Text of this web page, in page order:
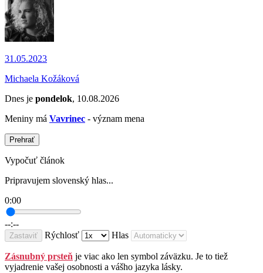
31.05.2023
Michaela Kožáková
Dnes je pondelok, 10.08.2026
Meniny má Vavrinec - význam mena
Prehrať
Vypočuť článok
Pripravujem slovenský hlas...
0:00
--:--
Zastaviť Rýchlosť Hlas
Zásnubný prsteň je viac ako len symbol záväzku. Je to tiež
vyjadrenie vašej osobnosti a vášho jazyka lásky.